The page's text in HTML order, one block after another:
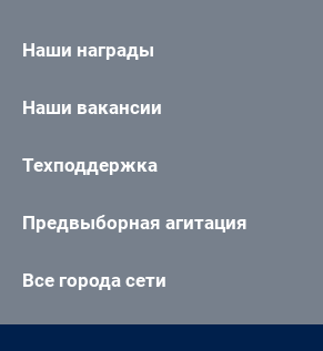
Наши награды
Наши вакансии
Техподдержка
Предвыборная агитация
Все города сети